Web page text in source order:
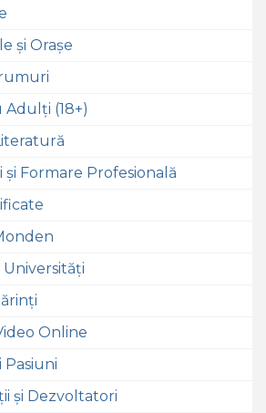
și Orașe
(18+)
Formare Profesională
Universități
Online
Pasiuni
și Dezvoltatori